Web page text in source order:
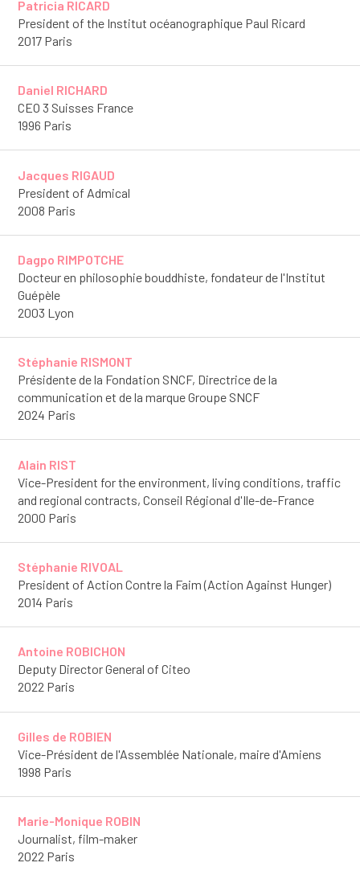
Patricia RICARD
President of the Institut océanographique Paul Ricard
2017 Paris
Daniel RICHARD
CEO 3 Suisses France
1996 Paris
Jacques RIGAUD
President of Admical
2008 Paris
Dagpo RIMPOTCHE
Docteur en philosophie bouddhiste, fondateur de l'Institut
Guépèle
2003 Lyon
Stéphanie RISMONT
Présidente de la Fondation SNCF, Directrice de la
communication et de la marque Groupe SNCF
2024 Paris
Alain RIST
Vice-President for the environment, living conditions, traffic
and regional contracts, Conseil Régional d'Ile-de-France
2000 Paris
Stéphanie RIVOAL
President of Action Contre la Faim (Action Against Hunger)
2014 Paris
Antoine ROBICHON
Deputy Director General of Citeo
2022 Paris
Gilles de ROBIEN
Vice-Président de l'Assemblée Nationale, maire d'Amiens
1998 Paris
Marie-Monique ROBIN
Journalist, film-maker
2022 Paris